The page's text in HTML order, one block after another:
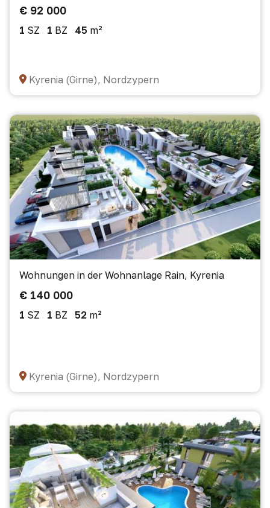
€ 92 000
1 SZ 1 BZ 45 m²
Kyrenia (Girne), Nordzypern
Wohnungen in der Wohnanlage Rain, Kyrenia
€ 140 000
1 SZ 1 BZ 52 m²
Kyrenia (Girne), Nordzypern